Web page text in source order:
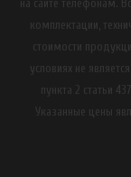
на сайте телефонам.
комплектации,
стоимости
условиях не
пункта 2 статьи
Указанные цены